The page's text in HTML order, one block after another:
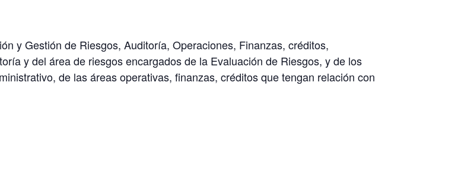
y Gestión de Riesgos, Auditoría, Operaciones, Finanzas, créditos,
y del área de riesgos encargados de la Evaluación de Riesgos, y de los
de las áreas operativas, finanzas, créditos que tengan relación con